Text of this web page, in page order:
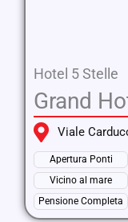
Hotel 5 Stelle
Grand
Viale
Apertura Ponti
Vicino al mare
Pensione Completa